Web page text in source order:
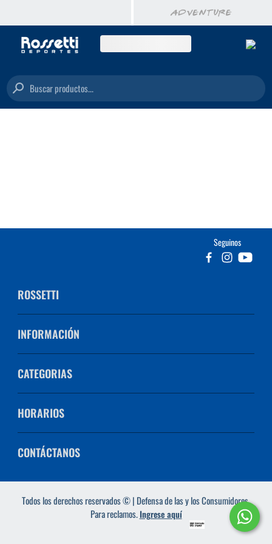
Buscar productos...
Seguinos
ROSSETTI
INFORMACIÓN
CATEGORIAS
HORARIOS
CONTÁCTANOS
Todos los derechos reservados © | Defensa de las y los Consumidores.
Para reclamos.Ingrese aquí